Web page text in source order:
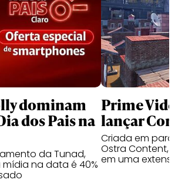
dominam
dos Pais na
da Tunad,
na data é 40%
Prime
lançar
Criada em
Ostra Content,
em uma